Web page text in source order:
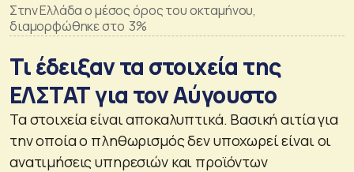
Στην Ελλάδα ο μέσος όρος του οκταμήνου,
διαμορφώθηκε στο 3%
Τι έδειξαν τα στοιχεία της
ΕΛΣΤΑΤ για τον Αύγουστο
Τα στοιχεία είναι αποκαλυπτικά. Βασική αιτία για
την οποία ο πληθωρισμός δεν υποχωρεί είναι οι
ανατιμήσεις υπηρεσιών και προϊόντων